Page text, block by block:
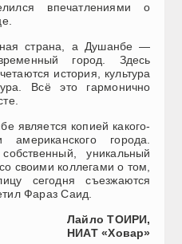
впечатлениями о
страна, а Душанбе —
город. Здесь
история, культура
Всё это гармонично
является копией какого-
города.
уникальный
своими коллегами о том,
сегодня съезжаются
Фараз Саид.
Лайло ТОИРИ,
НИАТ «Ховар»